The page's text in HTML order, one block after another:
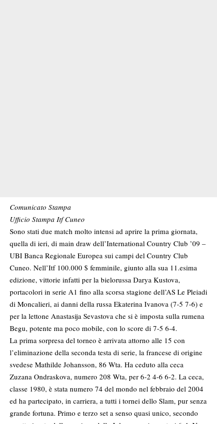
Comunicato Stampa
Ufficio Stampa Itf Cuneo
Sono stati due match molto intensi ad aprire la prima giornata,
quella di ieri, di main draw dell’International Country Club ’09 –
UBI Banca Regionale Europea sui campi del Country Club
Cuneo. Nell’Itf 100.000 $ femminile, giunto alla sua 11.esima
edizione, vittorie infatti per la bielorussa Darya Kustova,
portacolori in serie A1 fino alla scorsa stagione dell’AS Le Pleiadi
di Moncalieri, ai danni della russa Ekaterina Ivanova (7-5 7-6) e
per la lettone Anastasija Sevastova che si è imposta sulla rumena
Begu, potente ma poco mobile, con lo score di 7-5 6-4.
La prima sorpresa del torneo è arrivata attorno alle 15 con
l’eliminazione della seconda testa di serie, la francese di origine
svedese Mathilde Johansson, 86 Wta. Ha ceduto alla ceca
Zuzana Ondraskova, numero 208 Wta, per 6-2 4-6 6-2. La ceca,
classe 1980, è stata numero 74 del mondo nel febbraio del 2004
ed ha partecipato, in carriera, a tutti i tornei dello Slam, pur senza
grande fortuna. Primo e terzo set a senso quasi unico, secondo